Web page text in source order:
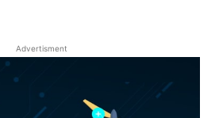
Advertisment